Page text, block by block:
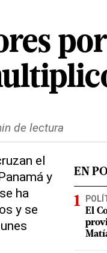
de lectura
el
y
ha
y se
EN
El